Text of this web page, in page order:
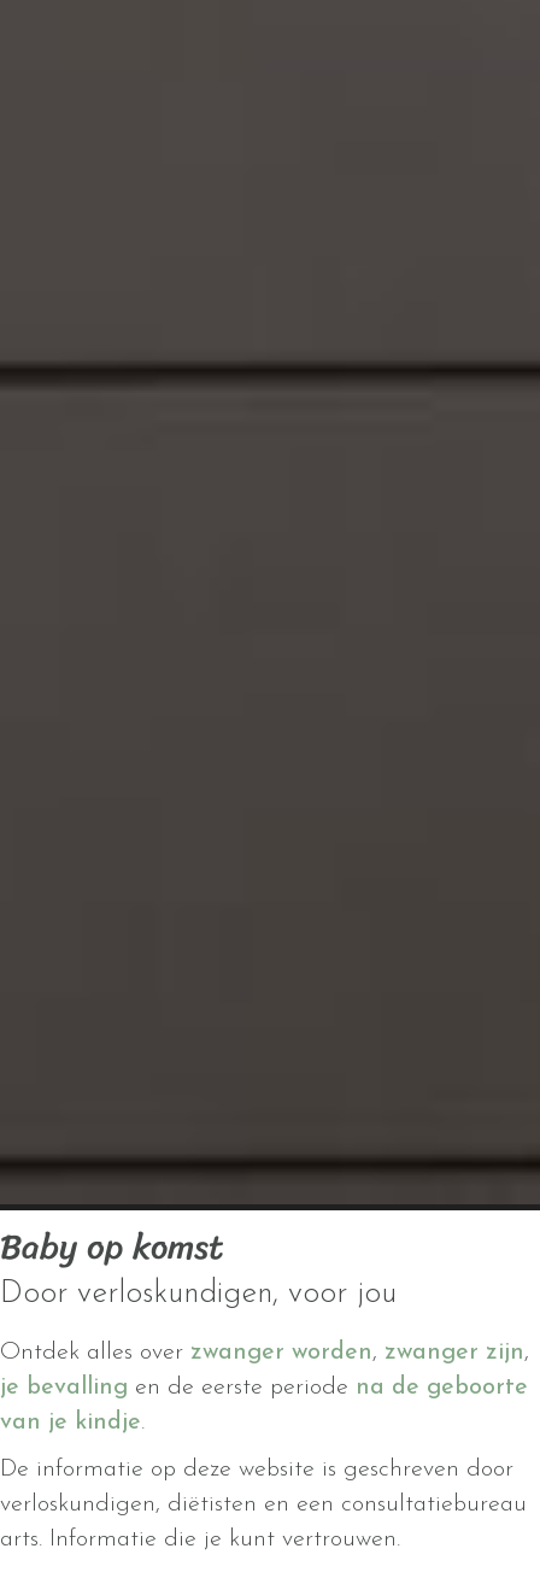
Baby op komst
Door verloskundigen, voor jou
Ontdek alles over zwanger worden, zwanger zijn,
je bevalling en de eerste periode na de geboorte
van je kindje.
De informatie op deze website is geschreven door
verloskundigen, diëtisten en een consultatiebureau
arts. Informatie die je kunt vertrouwen.